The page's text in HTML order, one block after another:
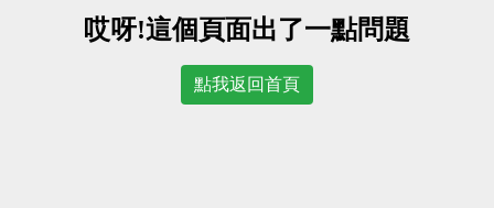
哎呀!這個頁面出了一點問題
點我返回首頁